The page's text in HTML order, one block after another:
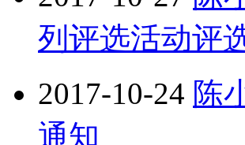
列评选活动评
2017-10-24 陈
通知